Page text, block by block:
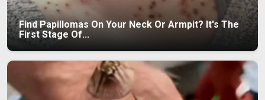
Find Papillomas On Your Neck Or Armpit? It's The
First Stage Of...